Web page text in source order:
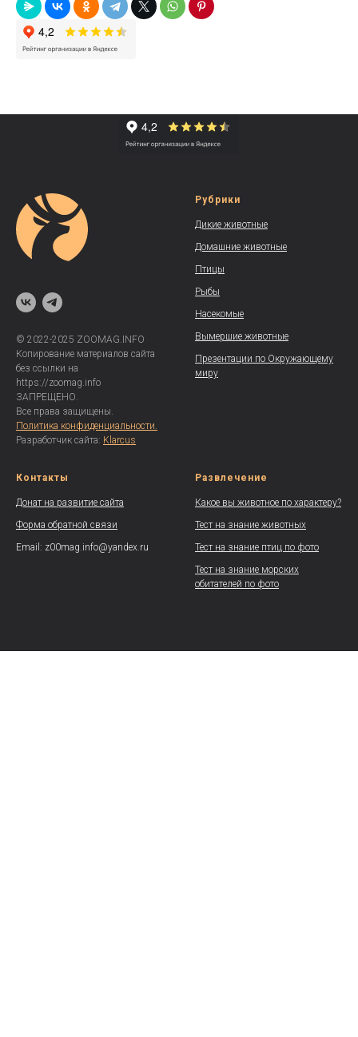
© 2022-2025 ZOOMAG.INFO
Копирование материалов сайта
без ссылки на
https://zoomag.info
ЗАПРЕЩЕНО.
Все права защищены.
Политика конфиденциальности.
Разработчик сайта: Klarcus
Рубрики
Дикие животные
Домашние животные
Птицы
Рыбы
Насекомые
Вымершие животные
Презентации по Окружающему
миру
Контакты
Донат на развитие сайта
Форма обратной связи
Email: z00mag.info@yandex.ru
Развлечение
Какое вы животное по характеру?
Тест на знание животных
Тест на знание птиц по фото
Тест на знание морских
обитателей по фото